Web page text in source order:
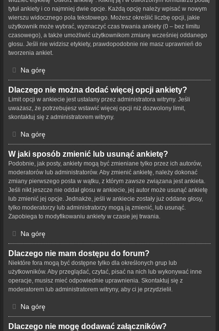
tytuł ankiety i co najmniej dwie opcje. Każdą opcję należy wpisać w nowym
wierszu widocznego pola tekstowego. Możesz określić liczbę opcji, jakie
użytkownik może wybrać, wyznaczyć czas trwania ankiety (0 – bez limitu
czasowego), a także umożliwić użytkownikom zmianę wcześniej oddanego
głosu. Jeśli nie widzisz etykiety, prawdopodobnie nie masz uprawnień do
tworzenia ankiet.
Na górę
Dlaczego nie można dodać więcej opcji ankiety?
Limit opcji w ankiecie jest ustalany przez administratora witryny. Jeśli
uważasz, że potrzebujesz wstawić więcej opcji niż dozwolony limit,
skontaktuj się z administratorem witryny.
Na górę
W jaki sposób zmienić lub usunąć ankietę?
Podobnie, jak posty, ankiety mogą być zmieniane tylko przez ich autorów,
moderatorów lub administratorów. Aby zmienić ankietę, należy dokonać
zmiany pierwszego posta w wątku, z którym zawsze związana jest ankieta.
Jeśli nikt jeszcze nie oddał głosu w ankiecie, jej autor może usunąć ankietę
lub zmienić jej opcje. Jednakże, jeśli w ankiecie zostały już oddane głosy,
tylko moderatorzy lub administratorzy mogą ją zmienić, lub usunąć.
Zapobiega to modyfikowaniu ankiety w czasie jej trwania.
Na górę
Dlaczego nie mam dostępu do forum?
Niektóre fora mogą być dostępne tylko dla określonych grup lub
użytkowników. Aby przeglądać, czytać, pisać na nich lub wykonywać inne
operacje, musisz mieć odpowiednie uprawnienia. Skontaktuj się z
moderatorem lub administratorem witryny, aby ci je przydzielił.
Na górę
Dlaczego nie mogę dodawać załączników?